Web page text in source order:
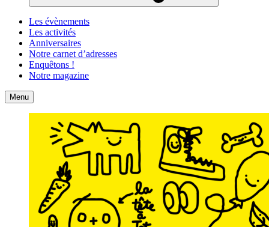
Les évènements
Les activités
Anniversaires
Notre carnet d’adresses
Enquêtons !
Notre magazine
Accueil
Menu Contact